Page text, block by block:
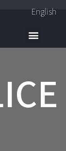
English